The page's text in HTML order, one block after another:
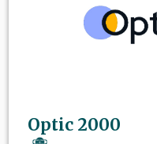
Optic 2000